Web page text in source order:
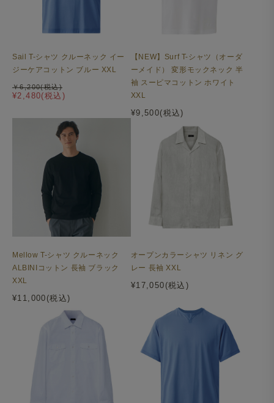
Sail T-シャツ クルーネック イー
ジーケアコットン ブルー XXL
¥2,480(税込)
￥6,200(税込)
【NEW】Surf T-シャツ（オーダ
ーメイド） 変形モックネック 半
袖 スーピマコットン ホワイト
XXL
¥9,500(税込)
Mellow T-シャツ クルーネック
ALBINIコットン 長袖 ブラック
XXL
¥11,000(税込)
オープンカラーシャツ リネン グ
レー 長袖 XXL
¥17,050(税込)